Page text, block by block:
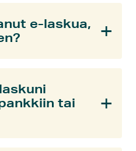
e-laskua,
tai